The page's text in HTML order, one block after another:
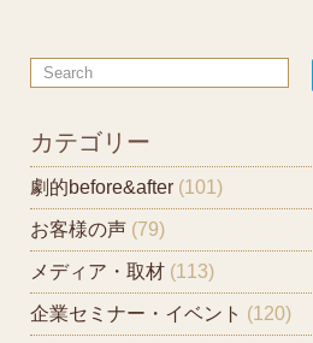
カテゴリー
劇的before&after (101)
お客様の声 (79)
メディア・取材 (113)
企業セミナー・イベント (120)